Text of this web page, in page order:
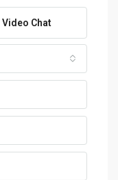
Video Chat